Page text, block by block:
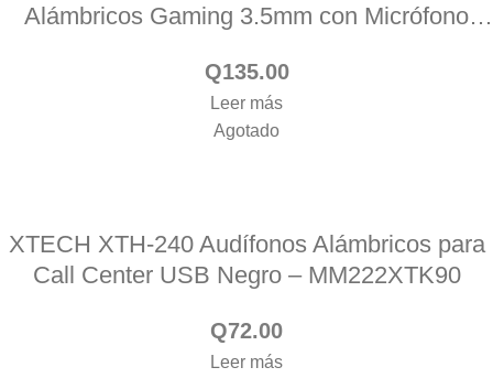
Alámbricos Gaming 3.5mm con Micrófono
Q135.00
Leer más
Agotado
XTECH XTH-240 Audífonos Alámbricos para
Call Center USB Negro – MM222XTK90
Q72.00
Leer más